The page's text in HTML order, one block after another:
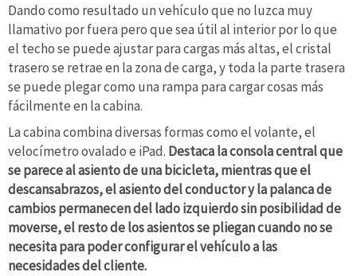
Dando como resultado un vehículo que no luzca muy
llamativo por fuera pero que sea útil al interior por lo que
el techo se puede ajustar para cargas más altas, el cristal
trasero se retrae en la zona de carga, y toda la parte trasera
se puede plegar como una rampa para cargar cosas más
fácilmente en la cabina.
La cabina combina diversas formas como el volante, el
velocímetro ovalado e iPad. Destaca la consola central que
se parece al asiento de una bicicleta, mientras que el
descansabrazos, el asiento del conductor y la palanca de
cambios permanecen del lado izquierdo sin posibilidad de
moverse, el resto de los asientos se pliegan cuando no se
necesita para poder configurar el vehículo a las
necesidades del cliente.